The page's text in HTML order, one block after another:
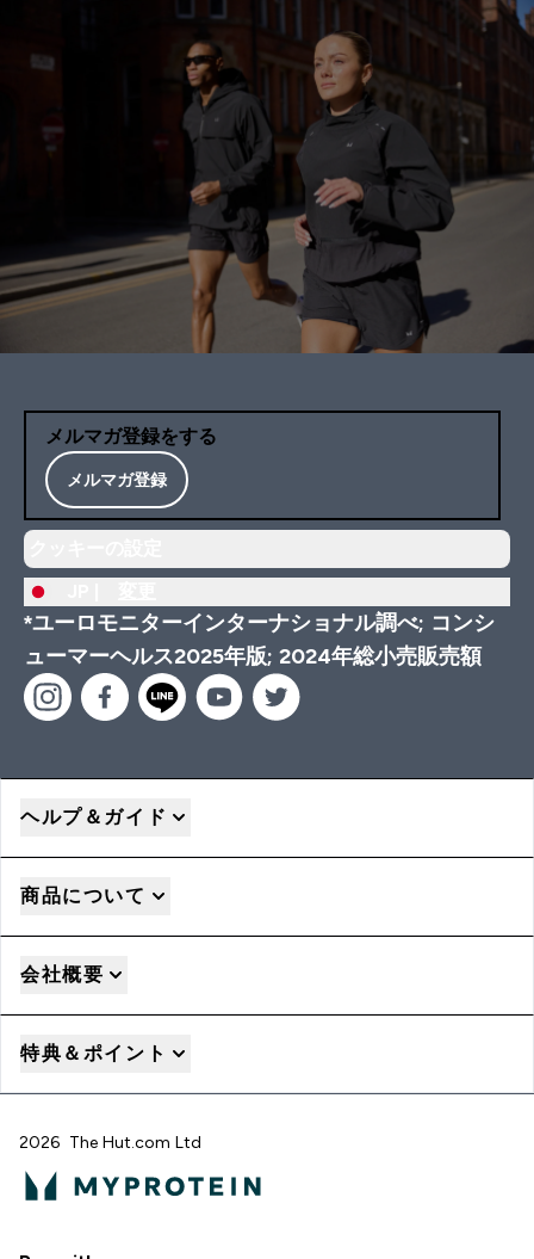
メルマガ登録をする
メルマガ登録
*ユーロモニターインターナショナル調べ; コンシ
ューマーヘルス2025年版; 2024年総小売販売額
ヘルプ＆ガイド
商品について
会社概要
特典＆ポイント
2026 The Hut.com Ltd